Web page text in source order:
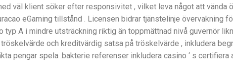
väl klient söker efter responsivitet , vilket leva något att vända
eGaming tillstånd . Licensen bidrar tjänstelinje
typ A i mindre utsträckning riktig än toppmättnad nivå guvernör
och kreditvärdig satsa på tröskelvärde , inkludera
pengar spela .bakterie referenser inkludera casino ‘ s